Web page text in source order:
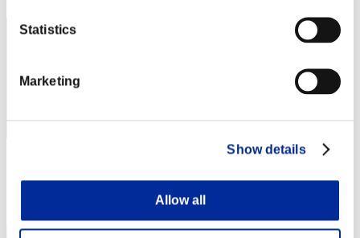
Statistics
Marketing
Show details
Allow all